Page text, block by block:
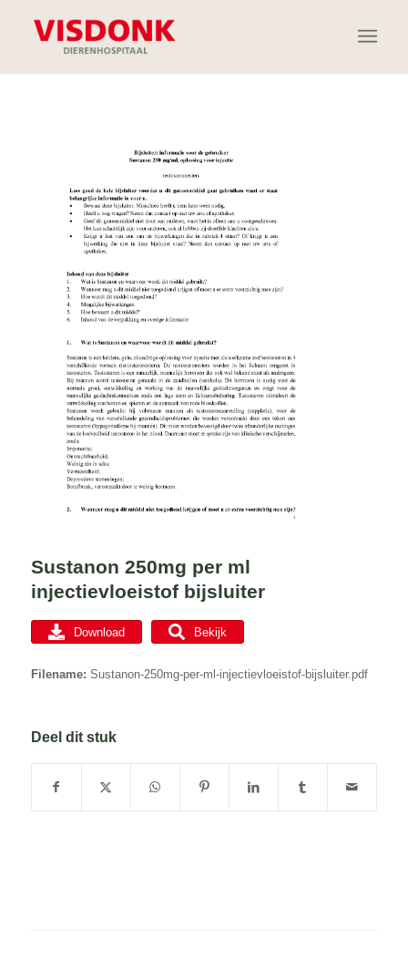
Sustanon 250mg per ml
injectievloeistof bijsluiter
Download Bekijk
Filename: Sustanon-250mg-per-ml-injectievloeistof-bijsluiter.pdf
Deel dit stuk